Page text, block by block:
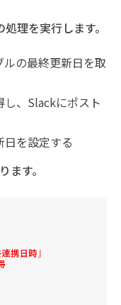
理を実行します。
の最終更新日を取
、Slackにポスト
を設定する
ます。